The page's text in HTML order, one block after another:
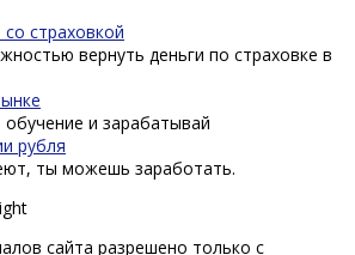
страховкой
вернуть деньги по страховке в
и зарабатывай
рубля
ты можешь заработать.
сайта разрешено только с